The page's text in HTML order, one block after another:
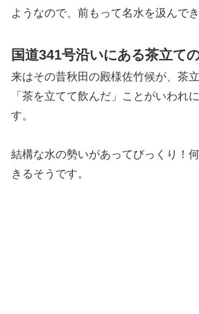
ようなので、前もって名水を汲んでき
国道341号沿いにある茶立て
来はその昔秋田の殿様佐竹候が、茶
「茶を立てて飲んだ」ことがいわれ
す。
結構な水の勢いがあってびっくり！
きるそうです。